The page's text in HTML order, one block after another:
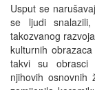
Usput se
se ljudi
takozvanog
kulturnih
takvi su obrasci
njihovih osnovnih